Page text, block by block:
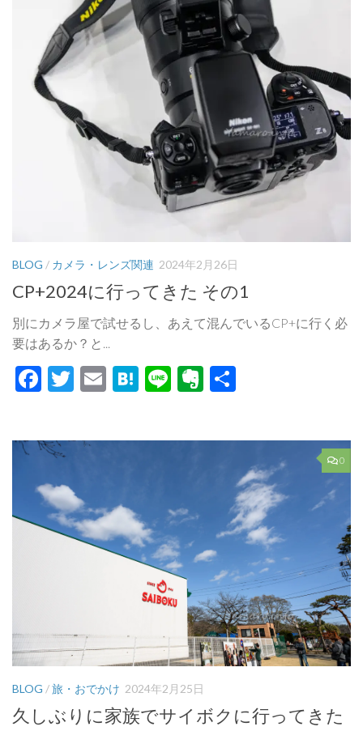
BLOG / カメラ・レンズ関連 2024年2月26日
CP+2024に行ってきた その1
別にカメラ屋で試せるし、あえて混んでいるCP+に行く必
要はあるか？と...
Facebook
Twitter
EmailHatena
LineEvernote
0
BLOG /旅・おでかけ 2024年2月25日
久しぶりに家族でサイボクに行ってきた